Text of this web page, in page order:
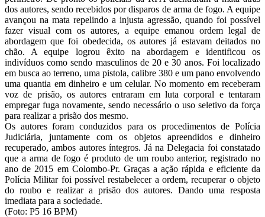
dos autores, sendo recebidos por disparos de arma de fogo. A equipe
avançou na mata repelindo a injusta agressão, quando foi possível
fazer visual com os autores, a equipe emanou ordem legal de
abordagem que foi obedecida, os autores já estavam deitados no
chão. A equipe logrou êxito na abordagem e identificou os
indivíduos como sendo masculinos de 20 e 30 anos. Foi localizado
em busca ao terreno, uma pistola, calibre 380 e um pano envolvendo
uma quantia em dinheiro e um celular. No momento em receberam
voz de prisão, os autores entraram em luta corporal e tentaram
empregar fuga novamente, sendo necessário o uso seletivo da força
para realizar a prisão dos mesmo.
Os autores foram conduzidos para os procedimentos de Polícia
Judiciária, juntamente com os objetos apreendidos e dinheiro
recuperado, ambos autores íntegros. Já na Delegacia foi constatado
que a arma de fogo é produto de um roubo anterior, registrado no
ano de 2015 em Colombo-Pr. Graças a ação rápida e eficiente da
Polícia Militar foi possível restabelecer a ordem, recuperar o objeto
do roubo e realizar a prisão dos autores. Dando uma resposta
imediata para a sociedade.
(Foto: P5 16 BPM)